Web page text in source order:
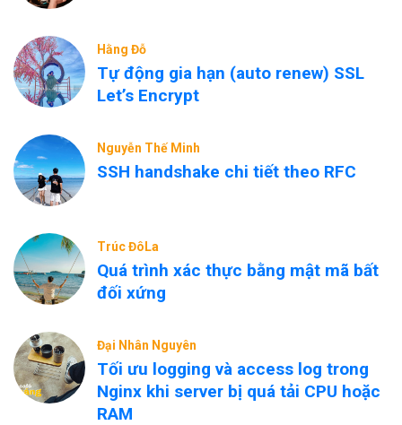
Hằng Đỗ
Tự động gia hạn (auto renew) SSL
Let’s Encrypt
Nguyễn Thế Minh
SSH handshake chi tiết theo RFC
Trúc ĐôLa
Quá trình xác thực bằng mật mã bất
đối xứng
Đại Nhân Nguyên
Tối ưu logging và access log trong
Nginx khi server bị quá tải CPU hoặc
RAM